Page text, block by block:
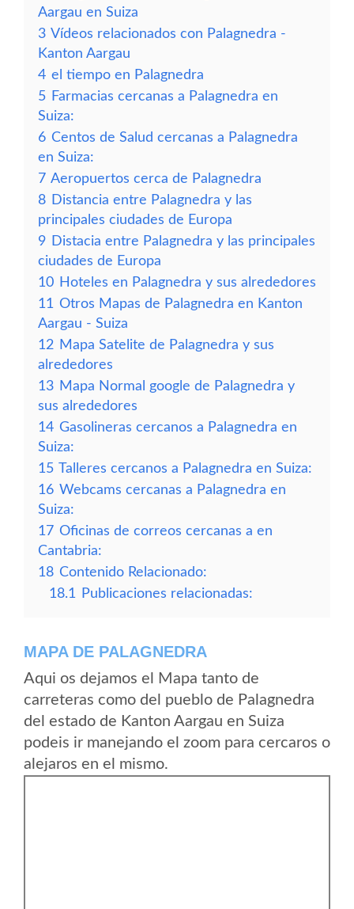
Aargau en Suiza
3 Vídeos relacionados con Palagnedra -
Kanton Aargau
4 el tiempo en Palagnedra
5 Farmacias cercanas a Palagnedra en
Suiza:
6 Centos de Salud cercanas a Palagnedra
en Suiza:
7 Aeropuertos cerca de Palagnedra
8 Distancia entre Palagnedra y las
principales ciudades de Europa
9 Distacia entre Palagnedra y las principales
ciudades de Europa
10 Hoteles en Palagnedra y sus alrededores
11 Otros Mapas de Palagnedra en Kanton
Aargau - Suiza
12 Mapa Satelite de Palagnedra y sus
alrededores
13 Mapa Normal google de Palagnedra y
sus alrededores
14 Gasolineras cercanos a Palagnedra en
Suiza:
15 Talleres cercanos a Palagnedra en Suiza:
16 Webcams cercanas a Palagnedra en
Suiza:
17 Oficinas de correos cercanas a en
Cantabria:
18 Contenido Relacionado:
18.1
Publicaciones relacionadas:
MAPA DE PALAGNEDRA
Aqui os dejamos el Mapa tanto de
carreteras como del pueblo de Palagnedra
del estado de Kanton Aargau en Suiza
podeis ir manejando el zoom para cercaros o
alejaros en el mismo.